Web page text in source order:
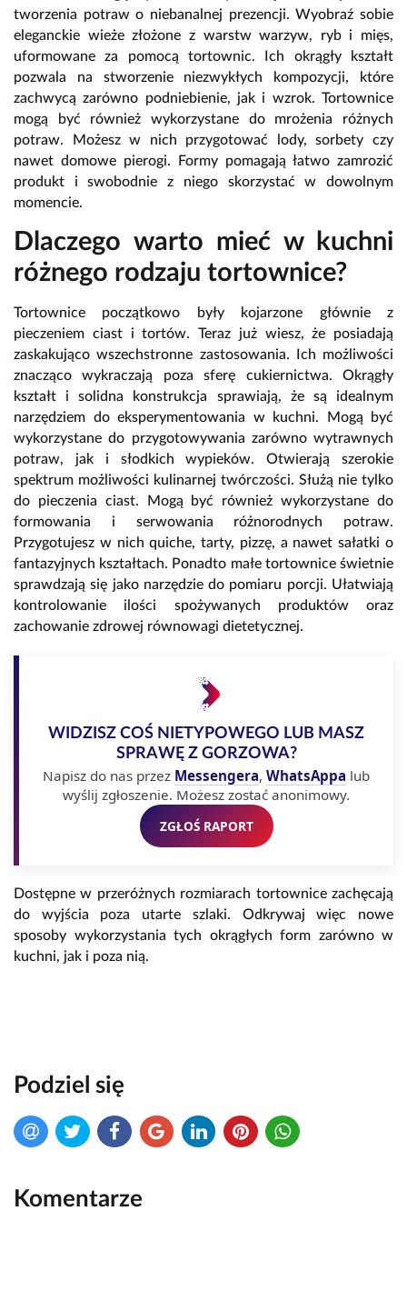
tworzenia potraw o niebanalnej prezencji. Wyobraź sobie
eleganckie wieże złożone z warstw warzyw, ryb i mięs,
uformowane za pomocą tortownic. Ich okrągły kształt
pozwala na stworzenie niezwykłych kompozycji, które
zachwycą zarówno podniebienie, jak i wzrok. Tortownice
mogą być również wykorzystane do mrożenia różnych
potraw. Możesz w nich przygotować lody, sorbety czy
nawet domowe pierogi. Formy pomagają łatwo zamrozić
produkt i swobodnie z niego skorzystać w dowolnym
momencie.
Dlaczego warto mieć w kuchni
różnego rodzaju tortownice?
Tortownice początkowo były kojarzone głównie z
pieczeniem ciast i tortów. Teraz już wiesz, że posiadają
zaskakująco wszechstronne zastosowania. Ich możliwości
znacząco wykraczają poza sferę cukiernictwa. Okrągły
kształt i solidna konstrukcja sprawiają, że są idealnym
narzędziem do eksperymentowania w kuchni. Mogą być
wykorzystane do przygotowywania zarówno wytrawnych
potraw, jak i słodkich wypieków. Otwierają szerokie
spektrum możliwości kulinarnej twórczości. Służą nie tylko
do pieczenia ciast. Mogą być również wykorzystane do
formowania i serwowania różnorodnych potraw.
Przygotujesz w nich quiche, tarty, pizzę, a nawet sałatki o
fantazyjnych kształtach. Ponadto małe tortownice świetnie
sprawdzają się jako narzędzie do pomiaru porcji. Ułatwiają
kontrolowanie ilości spożywanych produktów oraz
zachowanie zdrowej równowagi dietetycznej.
WIDZISZ COŚ NIETYPOWEGO LUB MASZ
SPRAWĘ Z GORZOWA?
Napisz do nas przez Messengera, WhatsAppa lub
wyślij zgłoszenie. Możesz zostać anonimowy.
ZGŁOŚ RAPORT
Dostępne w przeróżnych rozmiarach tortownice zachęcają
do wyjścia poza utarte szlaki. Odkrywaj więc nowe
sposoby wykorzystania tych okrągłych form zarówno w
kuchni, jak i poza nią.
Podziel się
Komentarze